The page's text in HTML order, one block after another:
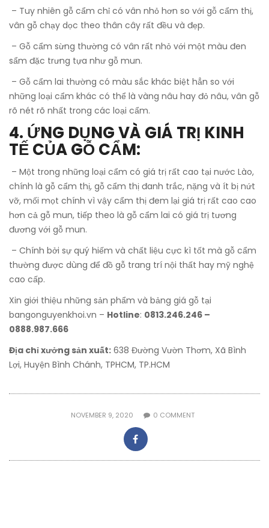
– Tuy nhiên gỗ cẩm chỉ có vân nhỏ hơn so với gỗ cẩm thị,
vân gỗ chạy dọc theo thân cây rất đều và đẹp.
– Gỗ cẩm sừng thường có vân rất nhỏ với một màu đen
sẩm đặc trưng tựa như gỗ mun.
– Gỗ cẩm lai thường có màu sắc khác biệt hẳn so với
những loại cẩm khác có thể là vàng nâu hay đỏ nâu, vân gỗ
rõ nét rõ nhất trong các loại cẩm.
4. ỨNG DỤNG VÀ GIÁ TRỊ KINH
TẾ CỦA GỖ CẨM:
– Một trong những loại cẩm có giá trị rất cao tại nước Lào,
chính là gỗ cẩm thị, gỗ cẩm thị đanh trắc, nặng và ít bị nứt
vỡ, mối mọt chính vì vậy cẩm thị đem lại giá trị rất cao cao
hơn cả gỗ mun, tiếp theo là gỗ cẩm lai có giá trị tương
đương với gỗ mun.
– Chính bởi sự quý hiếm và chất liệu cực kì tốt mà gỗ cẩm
thường được dùng để đồ gỗ trang trí nội thất hay mỹ nghệ
cao cấp.
Xin giới thiệu những sản phẩm và bảng giá gỗ tại
bangonguyenkhoi.vn – Hotline: 0813.246.246 –
0888.987.666
Địa chỉ xưởng sản xuất: 638 Đường Vườn Thơm, Xã Bình
Lợi, Huyện Bình Chánh, TPHCM, TP.HCM
NOVEMBER 9, 2020 0 COMMENT